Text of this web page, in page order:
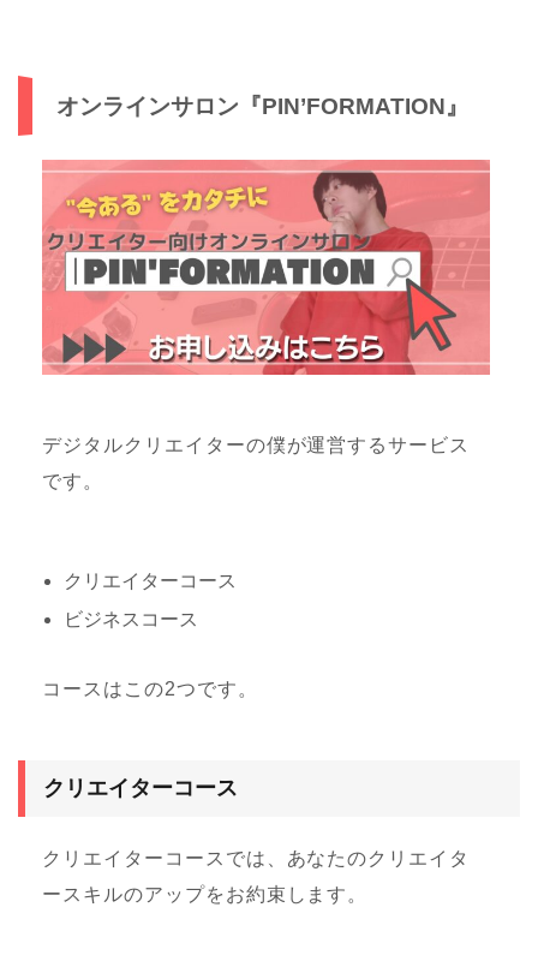
オンラインサロン『PIN’FORMATION』
デジタルクリエイターの僕が運営するサービス
です。
クリエイターコース
ビジネスコース
コースはこの2つです。
クリエイターコース
クリエイターコースでは、あなたのクリエイタ
ースキルのアップをお約束します。